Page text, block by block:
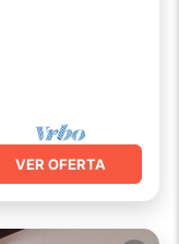
VER OFERTA